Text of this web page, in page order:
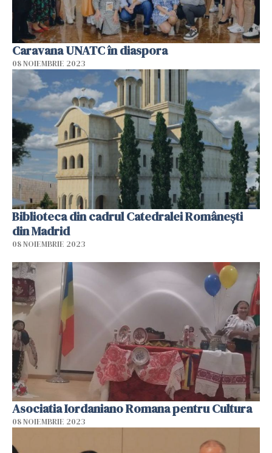
Caravana UNATC în diaspora
08 NOIEMBRIE 2023
Biblioteca din cadrul Catedralei Românești
din Madrid
08 NOIEMBRIE 2023
Asociatia Iordaniano Romana pentru Cultura
08 NOIEMBRIE 2023